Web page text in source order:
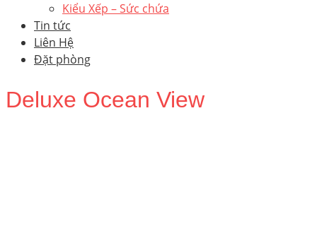
Kiểu Xếp – Sức chứa
Tin tức
Liên Hệ
Đặt phòng
Deluxe Ocean View